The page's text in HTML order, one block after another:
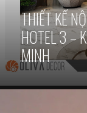
THIẾT KẾ
HOTEL 3 –
MINH